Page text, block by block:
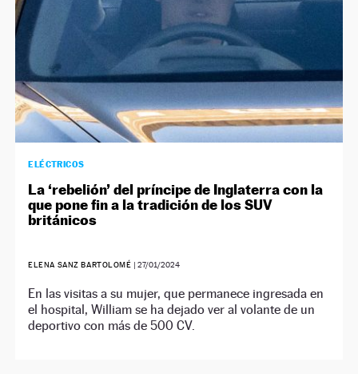
ELÉCTRICOS
La ‘rebelión’ del príncipe de Inglaterra con la
que pone fin a la tradición de los SUV
británicos
ELENA SANZ BARTOLOMÉ | 27/01/2024
En las visitas a su mujer, que permanece ingresada en
el hospital, William se ha dejado ver al volante de un
deportivo con más de 500 CV.